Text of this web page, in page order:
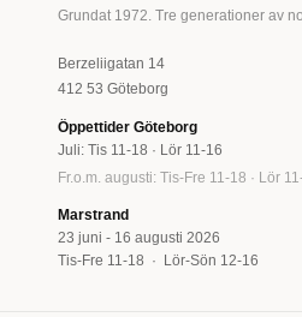
Grundat 1972. Tre generationer av
Berzeliigatan 14
412 53 Göteborg
Öppettider Göteborg
Juli: Tis 11-18 · Lör 11-16
Fr.o.m. augusti: Tis-Fre 11-18 · Lör
Marstrand
23 juni - 16 augusti 2026
Tis-Fre 11-18 · Lör-Sön 12-16